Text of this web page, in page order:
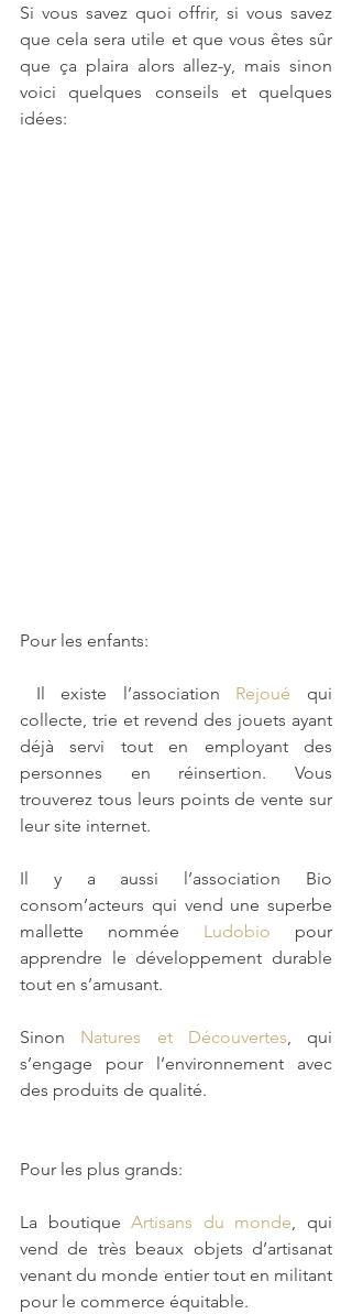
Si vous savez quoi offrir, si vous savez
que cela sera utile et que vous êtes sûr
que ça plaira alors allez-y, mais sinon
voici quelques conseils et quelques
idées:
Pour les enfants:
Il existe l’association Rejoué qui
collecte, trie et revend des jouets ayant
déjà servi tout en employant des
personnes en réinsertion. Vous
trouverez tous leurs points de vente sur
leur site internet.
Il y a aussi l’association Bio
consom’acteurs qui vend une superbe
mallette nommée Ludobio pour
apprendre le développement durable
tout en s’amusant.
Sinon Natures et Découvertes, qui
s’engage pour l’environnement avec
des produits de qualité.
Pour les plus grands:
La boutique Artisans du monde, qui
vend de très beaux objets d’artisanat
venant du monde entier tout en militant
pour le commerce équitable.